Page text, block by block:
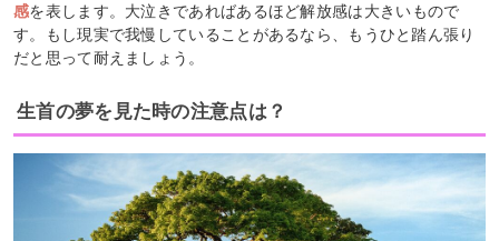
感を表します。大泣きであればあるほど解放感は大きいもので
す。もし現実で我慢していることがあるなら、もうひと踏ん張り
だと思って耐えましょう。
生首の夢を見た時の注意点は？